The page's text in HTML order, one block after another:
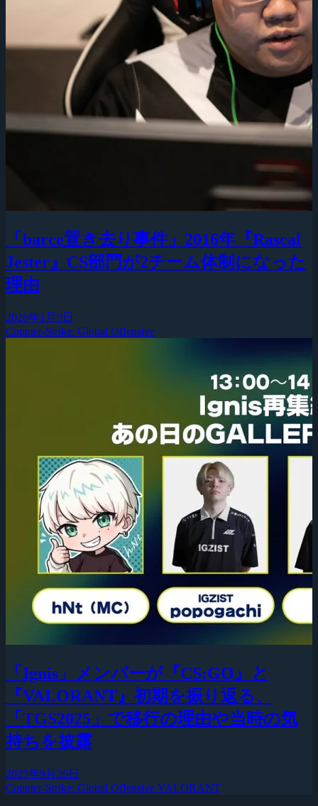
「barce置き去り事件」2016年『Rascal
Jester』CS部門が2チーム体制になった
理由
2026年1月9日
Counter-Strike: Global Offensive
「Ignis」メンバーが『CS:GO』と
『VALORANT』初期を振り返る、
「TGS2025」で移行の理由や当時の気
持ちを披露
2025年9月26日
Counter-Strike: Global Offensive VALORANT